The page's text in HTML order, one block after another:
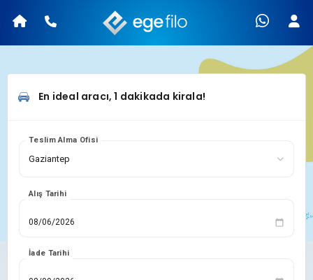
En ideal aracı, 1 dakikada kirala!
Teslim Alma Ofisi
Alış Tarihi
İade Tarihi